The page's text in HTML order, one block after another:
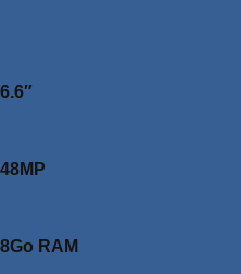
6.6″
48MP
8Go RAM